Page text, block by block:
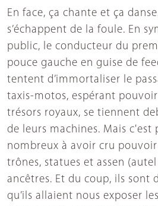
En face, ça chante et ça
s’échappent de la foule. En
public, le conducteur du
pouce gauche en guise de
tentent d’immortaliser le
taxis-motos, espérant
trésors royaux, se tiennent
de leurs machines. Mais c'est
nombreux à avoir cru
trônes, statues et assen
ancêtres. Et du coup, ils sont
qu’ils allaient nous exposer